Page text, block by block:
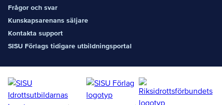
Frågor och svar
Kunskapsarenans säljare
Kontakta support
SISU Förlags tidigare utbildningsportal